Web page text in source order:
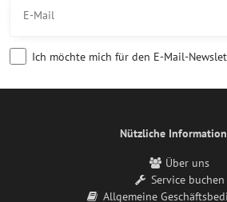
Ich möchte mich für den E-Mail-
Nützliche
Über uns
Service buchen
Allgemeine